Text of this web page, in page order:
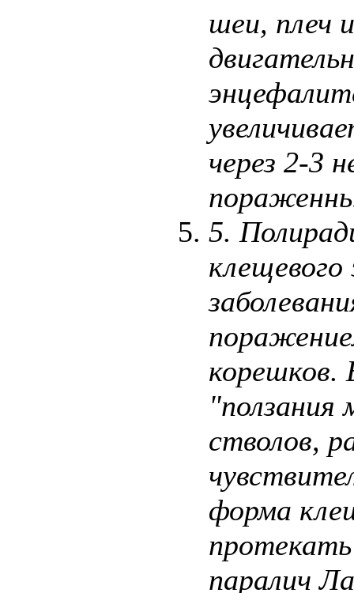
шеи, плеч
через 2-3
5.
корешков.
"ползания
стволов,
форма
паралич